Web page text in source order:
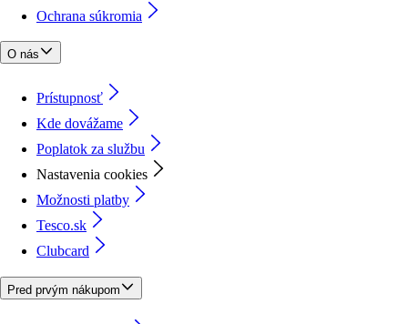
Ochrana súkromia
O nás
Prístupnosť
Kde dovážame
Poplatok za službu
Nastavenia cookies
Možnosti platby
Tesco.sk
Clubcard
Pred prvým nákupom